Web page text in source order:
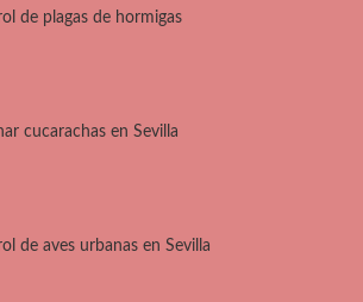
de plagas de hormigas
cucarachas en Sevilla
de aves urbanas en Sevilla